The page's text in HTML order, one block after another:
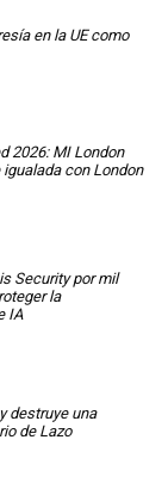
en la UE como
2026: MI London
con London
Security por mil
la
IA
destruye una
de Lazo